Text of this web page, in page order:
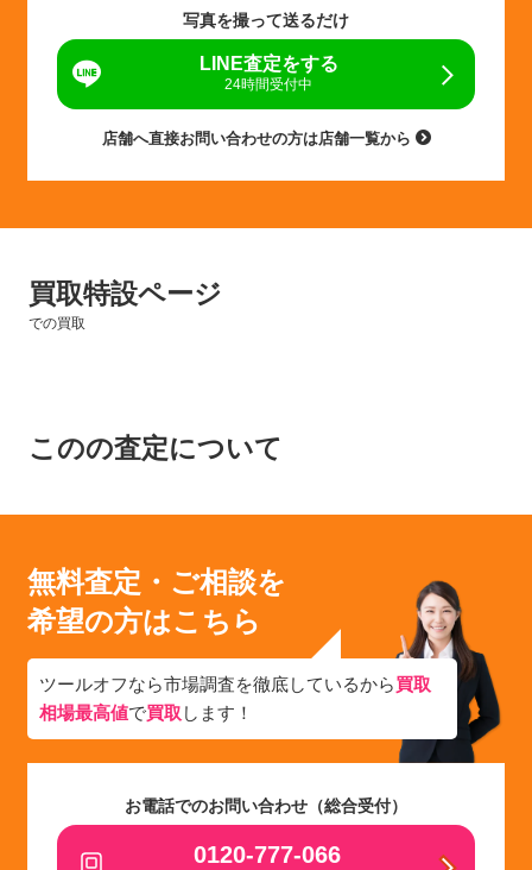
写真を撮って送るだけ
LINE査定をする
24時間受付中
店舗へ直接お問い合わせの方は店舗一覧から
買取特設ページ
での買取
このの査定について
無料査定・ご相談を
希望の方はこちら
ツールオフなら市場調査を徹底しているから買取
相場最高値で買取 します！
お電話でのお問い合わせ（総合受付）
0120-777-066